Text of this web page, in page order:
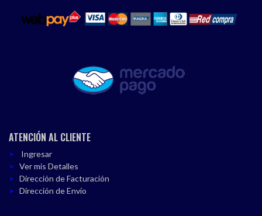
ATENCIÓN AL CLIENTE
Ingresar
Ver mis Detalles
Dirección de Facturación
Dirección de Envío